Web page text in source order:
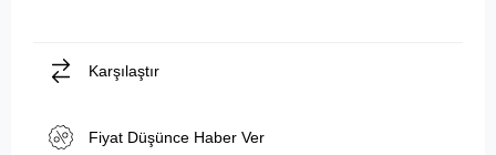
Karşılaştır
Fiyat Düşünce Haber Ver